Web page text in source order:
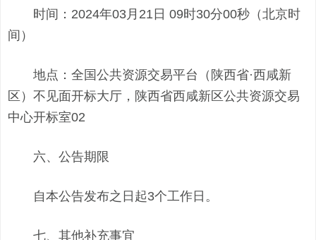
时间：2024年03月21日 09时30分00秒（北京时
间）
地点：全国公共资源交易平台（陕西省·西咸新
区）不见面开标大厅，陕西省西咸新区公共资源交易
中心开标室02
六、公告期限
自本公告发布之日起3个工作日。
七、其他补充事宜